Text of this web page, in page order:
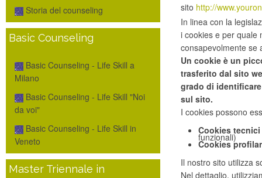
sito http://
In linea con la
i cookies e per quale
consapevolmente se
Un cookie è un
trasferito dal sito
grado di
sul sito.
I cookies possono
Cookies tecnici
funzionali)
Cookies
Il nostro sito utilizza
Nel dettaglio,
Storia del counseling
Basic Counseling
Basic Counseling - Life Skill a
Milano
Basic Counseling - Life Skill "Noi
da voi"
Basic Counseling - Life Skill in
Veneto
Master Triennale in